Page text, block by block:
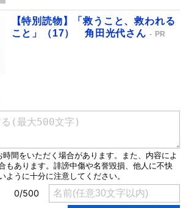
【特別読物】「救うこと、救われる
こと」（17） 角田光代さん
PR